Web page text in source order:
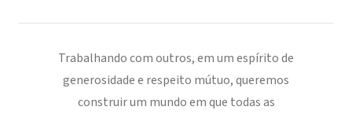
Trabalhando com outros, em um espírito de
generosidade e respeito mútuo, queremos
construir um mundo em que todas as